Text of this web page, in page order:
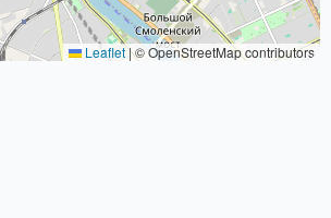
Leaflet|© OpenStreetMap contributors